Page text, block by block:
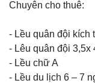
Chuyên cho thuê:
- Lều quân đội kích
- Lêu quân đội 3,5x
- Lều chữ A
- Lều du lịch 6 – 7